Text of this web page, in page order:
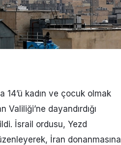
14’ü kadın ve çocuk olmak
Valiliği’ne dayandırdığı
İsrail ordusu, Yezd
İran donanmasına